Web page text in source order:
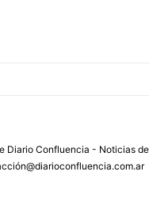
Diario Confluencia - Noticias